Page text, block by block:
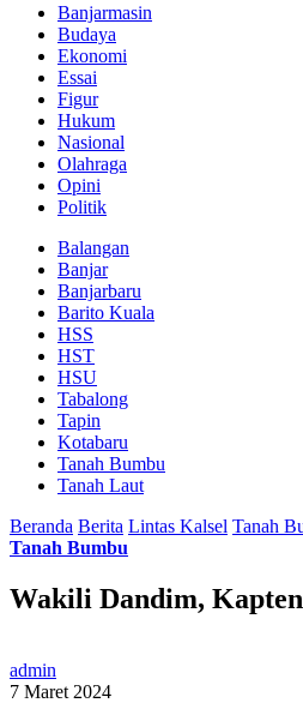
Banjarmasin
Budaya
Ekonomi
Essai
Figur
Hukum
Nasional
Olahraga
Opini
Politik
Balangan
Banjar
Banjarbaru
Barito Kuala
HSS
HST
HSU
Tabalong
Tapin
Kotabaru
Tanah Bumbu
Tanah Laut
Beranda Berita Lintas Kalsel Tanah
Tanah Bumbu
Wakili Dandim,
admin
7 Maret 2024